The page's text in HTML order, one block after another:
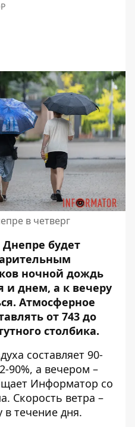
в четверг
будет
ночной дождь
и днем, а к вечеру
Атмосферное
от 743 до
столбика.
составляет 90-
90%, а вечером –
Информатор со
. Скорость ветра –
в течение дня.